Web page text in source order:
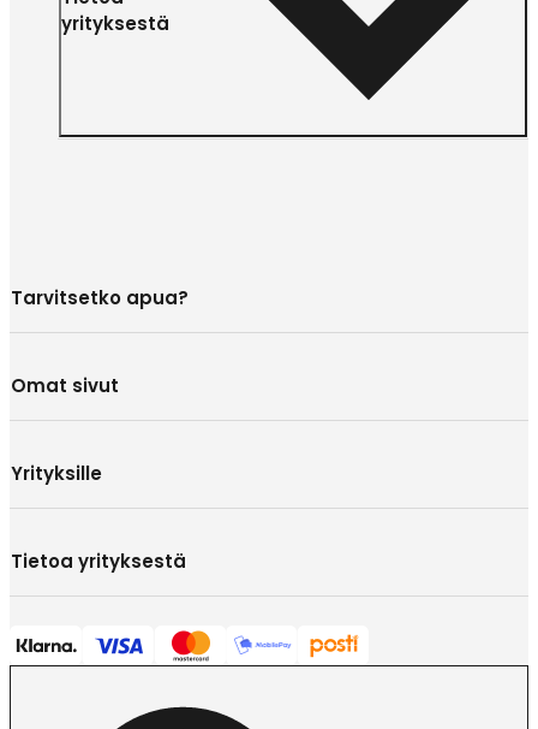
yrityksestä
Tarvitsetko apua?
Omat sivut
Yrityksille
Tietoa yrityksestä